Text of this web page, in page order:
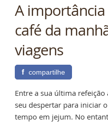
A
café da
viagens
f compartilhe
Entre a sua última
seu despertar para iniciar
tempo em jejum. No